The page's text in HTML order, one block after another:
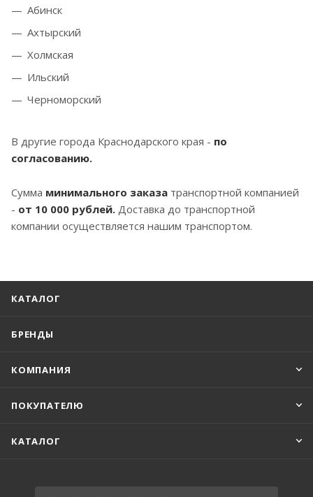
Абинск
Ахтырский
Холмская
Ильский
Черноморский
В другие города Краснодарского края - по
согласованию.
Сумма минимального заказа транспортной компанией
- от 10 000 рублей. Доставка до транспортной
компании осуществляется нашим транспортом.
КАТАЛОГ
БРЕНДЫ
КОМПАНИЯ
ПОКУПАТЕЛЮ
КАТАЛОГ